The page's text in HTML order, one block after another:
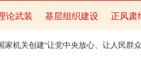
论武装 基层组织建设 正风肃
家机关创建“让党中央放心、让人民群